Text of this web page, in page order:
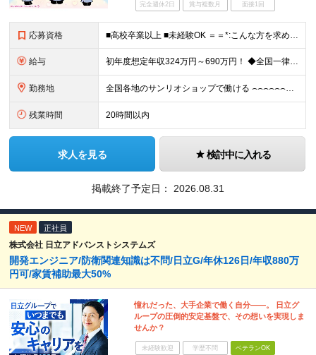
完全週休2日 賞与複数月 面接1回
応募資格 ■高校卒業以上 ■未経験OK ＝＝*:こんな方を求めています！:*＝＝ ◇サンリオのキャラクターが好きな方 ◇自分のアイデアを店舗づくりに活かしたい方 ◇仕事を通してお客さまを笑顔にしたい方 ◇キャ
給与 初年度想定年収324万円～690万円！ ◆全国一律 月給230,000円～＋賞与＋通勤手当＋役職手当＋時間外手当 《手当充実！》 ＊昇給/年1回 ＊賞与/年2回（7月/12月） ＊通勤手当：交通費
勤務地 全国各地のサンリオショップで働ける ⌢⌢⌢⌢⌢⌢⌢⌢⌢⌢⌢⌢⌢⌢⌢⌢⌢⌢・.☆ ★詳細の勤務地はご本人の希望と面接を通じて決定いたします。 【募集エリア】 関東・関西（大阪・京都）・中部・九州 ※
残業時間 20時間以内
求人を見る 検討中に入れる
掲載終了予定日： 2026.08.31
NEW 正社員
株式会社 日立アドバンストシステムズ
開発エンジニア/防衛関連知識は不問/日立G/年休126日/年収880万
円可/家賃補助最大50%
憧れだった、大手企業で働く自分――。 日立グ
ループの圧倒的安定基盤で、その想いを実現しま
せんか？
未経験歓迎 学歴不問 ベテランOK